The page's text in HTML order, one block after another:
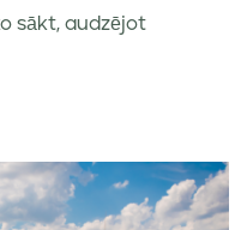
sākt, audzējot